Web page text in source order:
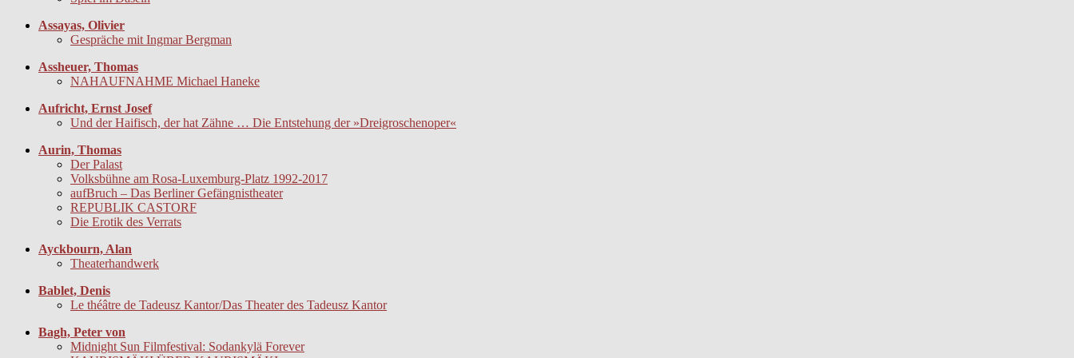
Assayas, Olivier
Gespräche mit Ingmar Bergman
Assheuer, Thomas
NAHAUFNAHME Michael Haneke
Aufricht, Ernst Josef
Und der Haifisch, der hat Zähne … Die Entstehung der »Dreigroschenoper«
Aurin, Thomas
Der Palast
Volksbühne am Rosa-Luxemburg-Platz 1992-2017
aufBruch – Das Berliner Gefängnistheater
REPUBLIK CASTORF
Die Erotik des Verrats
Ayckbourn, Alan
Theaterhandwerk
Bablet, Denis
Le théâtre de Tadeusz Kantor/Das Theater des Tadeusz Kantor
Bagh, Peter von
Midnight Sun Filmfestival: Sodankylä Forever